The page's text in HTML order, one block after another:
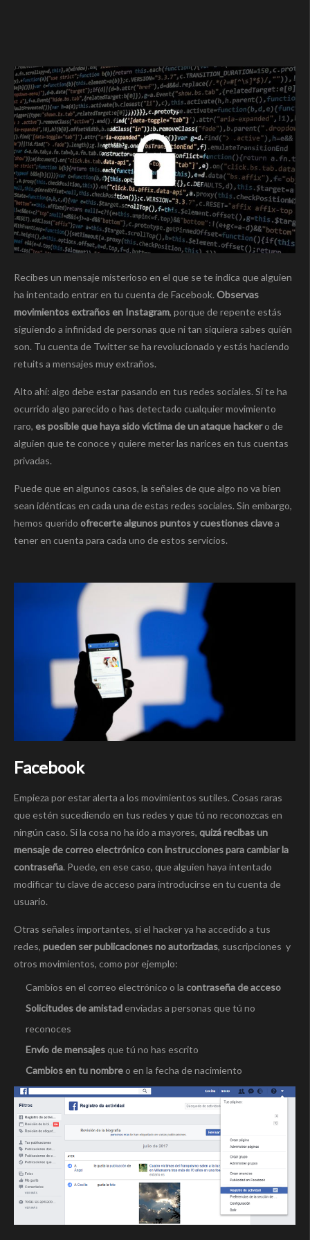
Recibes un mensaje misterioso en el que se te indica que alguien
ha intentado entrar en tu cuenta de Facebook. Observas
movimientos extraños en Instagram, porque de repente estás
siguiendo a infinidad de personas que ni tan siquiera sabes quién
son. Tu cuenta de Twitter se ha revolucionado y estás haciendo
retuits a mensajes muy extraños.
Alto ahí: algo debe estar pasando en tus redes sociales. Si te ha
ocurrido algo parecido o has detectado cualquier movimiento
raro, es posible que haya sido víctima de un ataque hackero de
alguien que te conoce y quiere meter las narices en tus cuentas
privadas.
Puede que en algunos casos, la señales de que algo no va bien
sean idénticas en cada una de estas redes sociales. Sin embargo,
hemos querido ofrecerte algunos puntos y cuestiones clavea
tener en cuenta para cada uno de estos servicios.
Facebook
Empieza por estar alerta a los movimientos sutiles. Cosas raras
que estén sucediendo en tus redes y que tú no reconozcas en
ningún caso. Si la cosa no ha ido a mayores, quizá recibas un
mensaje de correo electrónico con instrucciones para cambiar la
contraseña. Puede, en ese caso, que alguien haya intentado
modificar tu clave de acceso para introducirse en tu cuenta de
usuario.
Otras señales importantes, si el hacker ya ha accedido a tus
redes, pueden ser publicaciones no autorizadas, suscripciones y
otros movimientos, como por ejemplo:
Cambios en el correo electrónico o la contraseña de acceso
Solicitudes de amistadenviadas a personas que tú no
reconoces
Envío de mensajesque tú no has escrito
Cambios en tu nombreo en la fecha de nacimiento